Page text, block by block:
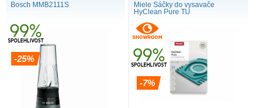
Bosch MMB2111S
-25%
Miele Sáčky do vysavače
HyClean Pure TU
-7%